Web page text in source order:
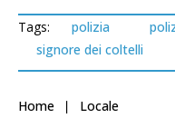
Tags: polizia
signore dei coltelli
Home Locale